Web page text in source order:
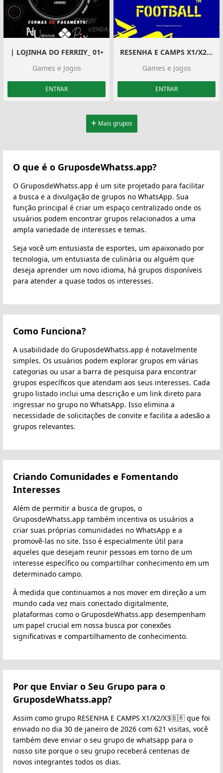
| LOJINHA DO FERRIIY_ 01•
Games e Jogos
ENTRAR
RESENHA E CAMPS X1/X2/X3🇧🇷
Games e Jogos
ENTRAR
Mais grupos
O que é o GruposdeWhatss.app?
O GruposdeWhatss.app é um site projetado para facilitar
a busca e a divulgação de grupos no WhatsApp. Sua
função principal é criar um espaço centralizado onde os
usuários podem encontrar grupos relacionados a uma
ampla variedade de interesses e temas.
Seja você um entusiasta de esportes, um apaixonado por
tecnologia, um entusiasta de culinária ou alguém que
deseja aprender um novo idioma, há grupos disponíveis
para atender a quase todos os interesses.
Como Funciona?
A usabilidade do GruposdeWhatss.app é notavelmente
simples. Os usuários podem explorar grupos em várias
categorias ou usar a barra de pesquisa para encontrar
grupos específicos que atendam aos seus interesses. Cada
grupo listado inclui uma descrição e um link direto para
ingressar no grupo no WhatsApp. Isso elimina a
necessidade de solicitações de convite e facilita a adesão a
grupos relevantes.
Criando Comunidades e Fomentando
Interesses
Além de permitir a busca de grupos, o
GruposdeWhatss.app também incentiva os usuários a
criar suas próprias comunidades no WhatsApp e a
promovê-las no site. Isso é especialmente útil para
aqueles que desejam reunir pessoas em torno de um
interesse específico ou compartilhar conhecimento em um
determinado campo.
À medida que continuamos a nos mover em direção a um
mundo cada vez mais conectado digitalmente,
plataformas como o GruposdeWhatss.app desempenham
um papel crucial em nossa busca por conexões
significativas e compartilhamento de conhecimento.
Por que Enviar o Seu Grupo para o
GruposdeWhatss.app?
Assim como grupo RESENHA E CAMPS X1/X2/X3🇧🇷 que foi
enviado no dia 30 de janeiro de 2026 com 621 visitas, você
também deve enviar o seu grupo de whatsapp para o
nosso site porque o seu grupo receberá centenas de
novos integrantes todos os dias.